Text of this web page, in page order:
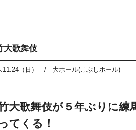
大歌舞伎
（日） / 大ホール(こぶしホール)
大歌舞伎が５年ぶりに練
てくる！